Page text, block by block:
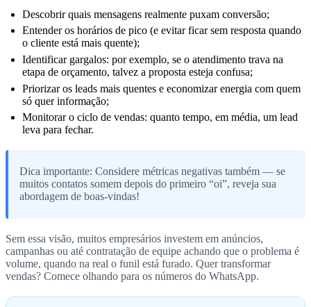
Descobrir quais mensagens realmente puxam conversão;
Entender os horários de pico (e evitar ficar sem resposta quando
o cliente está mais quente);
Identificar gargalos: por exemplo, se o atendimento trava na
etapa de orçamento, talvez a proposta esteja confusa;
Priorizar os leads mais quentes e economizar energia com quem
só quer informação;
Monitorar o ciclo de vendas: quanto tempo, em média, um lead
leva para fechar.
Dica importante: Considere métricas negativas também — se
muitos contatos somem depois do primeiro “oi”, reveja sua
abordagem de boas-vindas!
Sem essa visão, muitos empresários investem em anúncios,
campanhas ou até contratação de equipe achando que o problema é
volume, quando na real o funil está furado. Quer transformar
vendas? Comece olhando para os números do WhatsApp.